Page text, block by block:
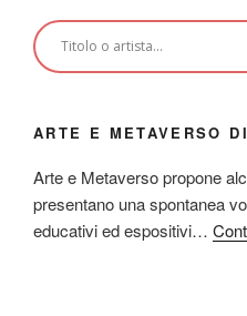
ARTE E METAVERSO
Arte e Metaverso propone
presentano una spontanea
educativi ed espositivi…